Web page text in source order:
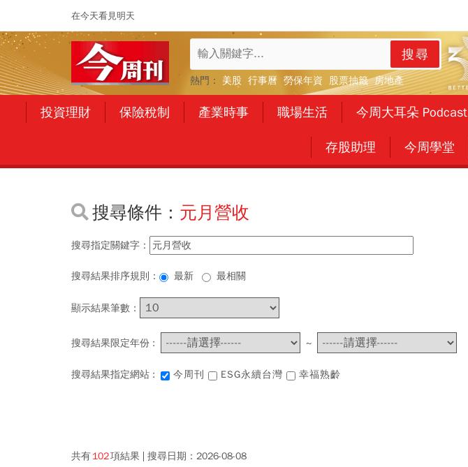
在今天看見明天
搜尋
熱門： 美股 行事曆 勞保年資 股票抽籤 房地產
投資理財 保險稅制 產業時事 職場生活 今周大耳朵 Podcast
存股助理 今周學堂
搜尋條件： 元月營收
搜尋指定關鍵字：
搜尋結果排序規則： 最新 最相關
顯示結果筆數：
搜尋結果限定年份 : ~
搜尋結果指定網站 : 今周刊 ESG永續台灣 幸福熟齡
共有102項結果 搜尋日期： 2026-08-08